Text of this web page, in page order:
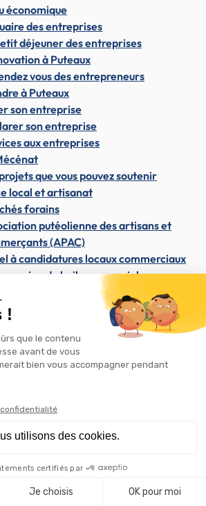
économique
des entreprises
déjeuner des entreprises
à Puteaux
vous des entrepreneurs
à Puteaux
son entreprise
son entreprise
aux entreprises
que vous pouvez soutenir
local et artisanat
forains
putéolienne des artisans et
(APAC)
à candidatures locaux commerciaux
de bail commercial
de Puteaux sur Instagram
d'aides pour l'embellissement des
et publicité
Les 4 Temps & le CNIT
médical Dolto
Dépistage du SIDA / VIH
AVC : reconnaître les signes et agir vite